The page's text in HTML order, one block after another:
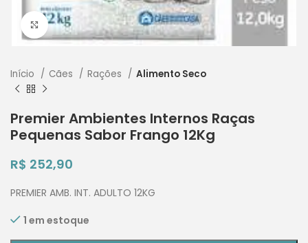
Clique para ampliar
Início Cães Rações Alimento Seco
Premier Ambientes Internos Raças
Pequenas Sabor Frango 12Kg
R$ 252,90
PREMIER AMB. INT. ADULTO 12KG
1 em estoque